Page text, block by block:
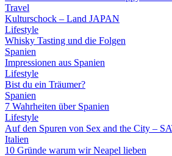
Travel
Kulturschock – Land JAPAN
Lifestyle
Whisky Tasting und die Folgen
Spanien
Impressionen aus Spanien
Lifestyle
Bist du ein Träumer?
Spanien
7 Wahrheiten über Spanien
Lifestyle
Auf den Spuren von Sex and the City –
Italien
10 Gründe warum wir Neapel lieben